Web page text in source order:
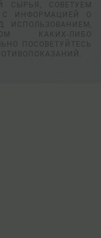
СЫРЬЯ, СОВЕТУЕМ
С ИНФОРМАЦИЕЙ О
ИСПОЛЬЗОВАНИЕМ,
КАКИХ-ЛИБО
ПОСОВЕТУЙТЕСЬ